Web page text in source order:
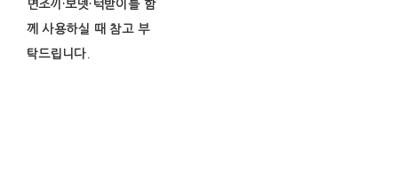
면조끼·보넷·턱받이를 함
께 사용하실 때 참고 부
탁드립니다.